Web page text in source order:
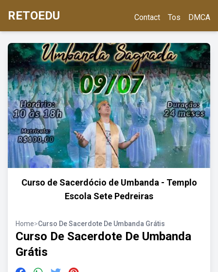
RETOEDU Contact Tos DMCA
Curso de Sacerdócio de Umbanda - Templo
Escola Sete Pedreiras
Home>Curso De Sacerdote De Umbanda Grátis
Curso De Sacerdote De Umbanda
Grátis